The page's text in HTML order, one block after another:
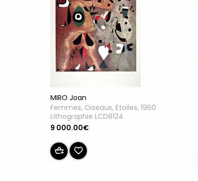
MIRO Joan
Femmes, Oiseaux, Etoiles, 1960
Lithographie LCD8124
9 000.00€